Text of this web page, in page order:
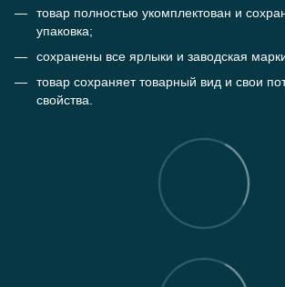
товар полностью укомплектован и
упаковка;
сохранены все ярлыки и заводская
товар сохраняет товарный вид и свои
свойства.